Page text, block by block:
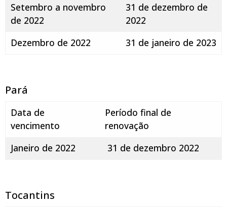
Setembro a novembro
de 2022
31 de dezembro de
2022
Dezembro de 2022
31 de janeiro de 2023
Pará
Data de
vencimento
Período final de
renovação
Janeiro de 2022
31 de dezembro 2022
Tocantins